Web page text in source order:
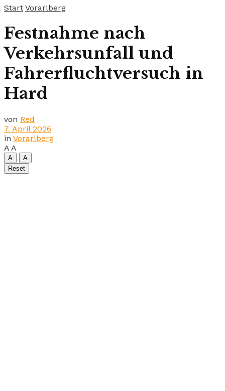
Start Vorarlberg
Festnahme nach
Verkehrsunfall und
Fahrerfluchtversuch in
Hard
von Red
7. April 2026
in Vorarlberg
A A
A
A
Reset